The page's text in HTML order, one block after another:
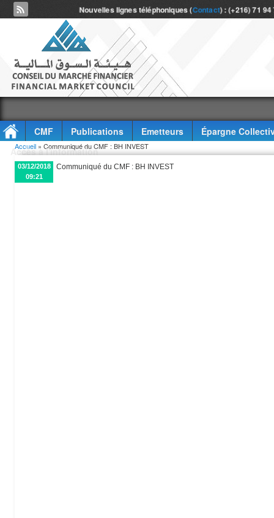
Nouvelles lignes téléphoniques (Contact) : (+216) 71
CMF Publications Emetteurs
Épargne
Accès à l'information
Vous êtes ici
Accueil » Communiqué du CMF : BH INVEST
03/12/2018
09:21
Communiqué du CMF : BH INVEST